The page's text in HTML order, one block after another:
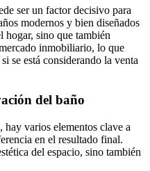
ser un factor decisivo para
modernos y bien diseñados
sino que también
inmobiliario, lo que
se está considerando la venta
del baño
hay varios elementos clave a
en el resultado final.
del espacio, sino también